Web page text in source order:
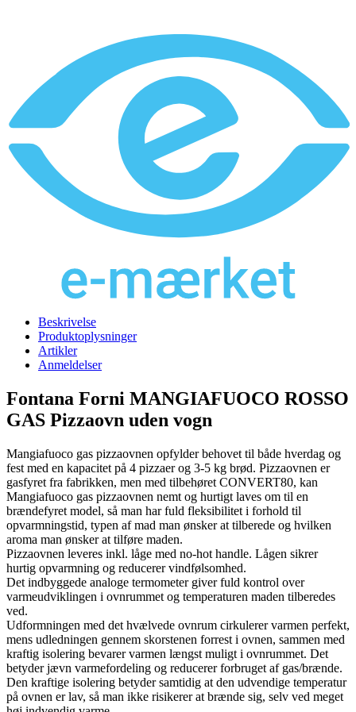
Beskrivelse
Produktoplysninger
Artikler
Anmeldelser
Fontana Forni MANGIAFUOCO ROSSO
GAS Pizzaovn uden vogn
Mangiafuoco gas pizzaovnen opfylder behovet til både hverdag og
fest med en kapacitet på 4 pizzaer og 3-5 kg brød. Pizzaovnen er
gasfyret fra fabrikken, men med tilbehøret CONVERT80, kan
Mangiafuoco gas pizzaovnen nemt og hurtigt laves om til en
brændefyret model, så man har fuld fleksibilitet i forhold til
opvarmningstid, typen af mad man ønsker at tilberede og hvilken
aroma man ønsker at tilføre maden.
Pizzaovnen leveres inkl. låge med no-hot handle. Lågen sikrer
hurtig opvarmning og reducerer vindfølsomhed.
Det indbyggede analoge termometer giver fuld kontrol over
varmeudviklingen i ovnrummet og temperaturen maden tilberedes
ved.
Udformningen med det hvælvede ovnrum cirkulerer varmen perfekt,
mens udledningen gennem skorstenen forrest i ovnen, sammen med
kraftig isolering bevarer varmen længst muligt i ovnrummet. Det
betyder jævn varmefordeling og reducerer forbruget af gas/brænde.
Den kraftige isolering betyder samtidig at den udvendige temperatur
på ovnen er lav, så man ikke risikerer at brænde sig, selv ved meget